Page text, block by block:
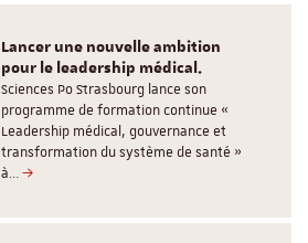
Lancer une nouvelle ambition
pour le leadership médical.
Sciences Po Strasbourg lance son
programme de formation continue «
Leadership médical, gouvernance et
transformation du système de santé »
à…